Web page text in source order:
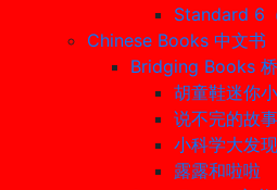
Standard 6
Chinese Books 中文书
Bridging Books
胡童鞋迷你
说不完的故
小科学大发现
露露和啦啦